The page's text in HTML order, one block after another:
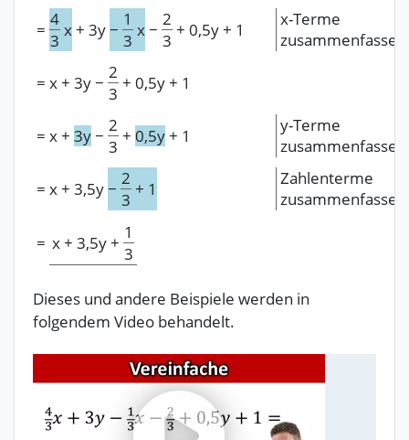
=
4
3
x+ 3y−
1
3
x−
2
3
+ 0,5y+ 1
x-Terme
zusammenfassen
= x+ 3y−
2
3
+ 0,5y+ 1
= x+ 3y−
2
3
+ 0,5y+ 1
y-Terme
zusammenfassen
= x+ 3,5y−
2
3
+ 1
Zahlenterme
zusammenfassen
= x+ 3,5y+
1
3
Dieses und andere Beispiele werden in
folgendem Video behandelt.